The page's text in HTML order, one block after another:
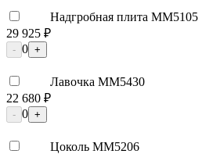
Надгробная плита ММ5105
29 925 ₽
- 0 +
Лавочка ММ5430
22 680 ₽
- 0 +
Цоколь ММ5206